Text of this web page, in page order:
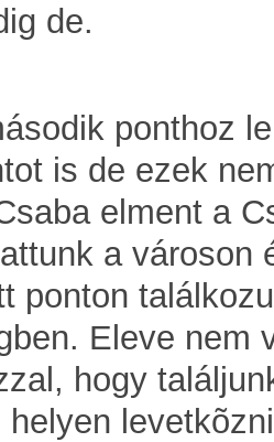
de.
ponthoz
is de ezek
elment a
a
ponton
Eleve nem
hogy